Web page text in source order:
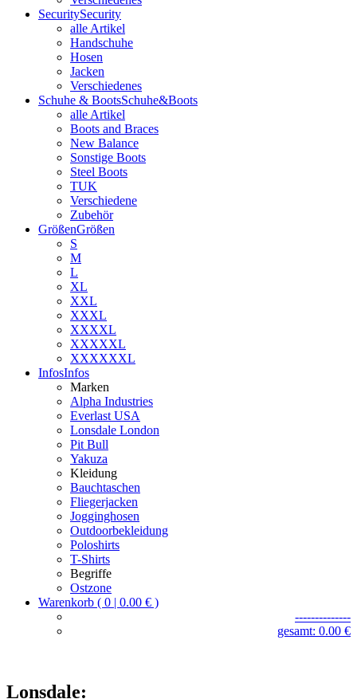
SecuritySecurity
alle Artikel
Handschuhe
Hosen
Jacken
Verschiedenes
Schuhe & BootsSchuhe&Boots
alle Artikel
Boots and Braces
New Balance
Sonstige Boots
Steel Boots
TUK
Verschiedene
Zubehör
GrößenGrößen
S
M
L
XL
XXL
XXXL
XXXXL
XXXXXL
XXXXXXL
InfosInfos
Marken
Alpha Industries
Everlast USA
Lonsdale London
Pit Bull
Yakuza
Kleidung
Bauchtaschen
Fliegerjacken
Jogginghosen
Outdoorbekleidung
Poloshirts
T-Shirts
Begriffe
Ostzone
Warenkorb ( 0 | 0.00 € )
--------------
gesamt: 0.00 €
Lonsdale: